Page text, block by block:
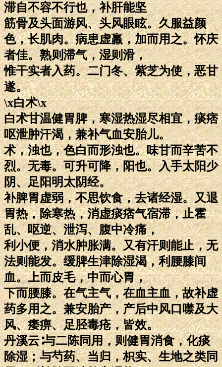
滞自不容不行也，补肝能坚
筋骨及头面游风、头风眼眩。久服益颜
色，长肌肉。病患虚羸，加而用之。怀庆
者佳。熟则滞气，湿则滑，
惟干实者入药。二门冬、紫芝为使，恶甘
遂。
\x白术\x
白术甘温健胃脾，寒湿热湿尽相宜，痰痞
呕泄肿汗渴，兼补气血安胎儿。
术，浊也，色白而形浊也。味甘而辛苦不
烈。无毒。可升可降，阳也。入手太阳少
阴、足阳明太阴经。
补脾胃虚弱，不思饮食，去诸经湿。又退
胃热，除寒热，消虚痰痞气宿滞，止霍
乱、呕逆、泄泻、腹中冷痛，
利小便，消水肿胀满。又有汗则能止，无
法则能发。缓脾生津除湿渴，利腰膝间
血。上而皮毛，中而心胃，
下而腰膝。在气主气，在血主血，故补虚
药多用之。兼安胎产，产后中风口噤及大
风、痿痹、足胫毒疮，皆效。
丹溪云∶与二陈同用，则健胃消食，化痰
除湿；与芍药、当归，枳实、生地之类同